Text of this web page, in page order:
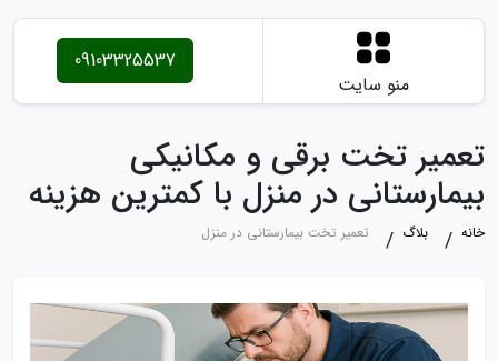
منو سایت
09103325537
تعمیر تخت برقی و مکانیکی
بیمارستانی در منزل با کمترین هزینه
خانه بلاگ تعمیر تخت بیمارستانی در منزل